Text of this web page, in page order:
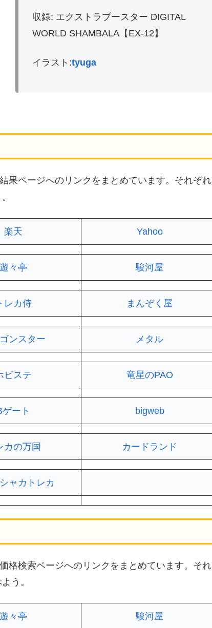
収録: エクストラブースター DIGITAL
WORLD SHAMBALA【EX-12】
イラスト:tyuga
果ページへのリンクをまとめています。それぞれ
楽天 Yahoo
々亭 駿河屋
レカ侍 まんぞく屋
ンスター メタル
ビステ 竜星のPAO
ゲート bigweb
カの万国 カードランド
ャカトレカ
格検索ページへのリンクをまとめています。それ
う。
々亭 駿河屋